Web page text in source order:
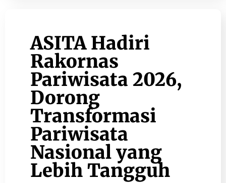
ASITA Hadiri
Rakornas
Pariwisata 2026,
Dorong
Transformasi
Pariwisata
Nasional yang
Lebih Tangguh